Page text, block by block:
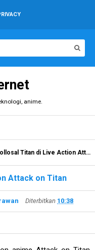
anime.
Titan di Live Action Attack on Titan
Attack on Titan
Diterbitkan 10:38